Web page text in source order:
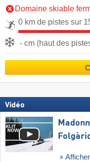
Domaine skiable
0 km de pistes sur
- cm (haut des
Vidéo